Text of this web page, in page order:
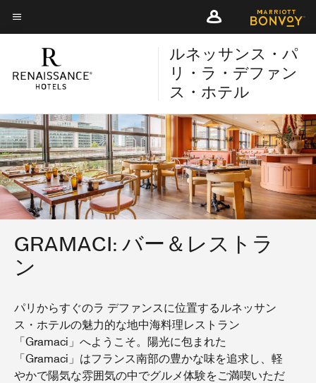
Skip
to
content
メニューのテキスト
ルネッサンス・パ
リ・ラ・デファン
ス・ホテル
GRAMACI: バー＆レストラ
ン
パリからすぐのラ デファンスに位置するルネッサン
ス・ホテルの魅力的な地中海料理レストラン
「Gramaci」へようこそ。陽光に包まれた
「Gramaci」はフランス南部の豊かな味を追求し、軽
やかで陽気な雰囲気の中でグルメ体験をご満喫いただ